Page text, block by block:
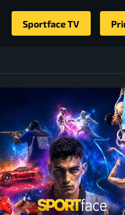
Sportface TV